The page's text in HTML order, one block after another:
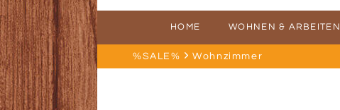
HOME WOHNEN & ARBEITEN
%SALE% Wohnzimmer